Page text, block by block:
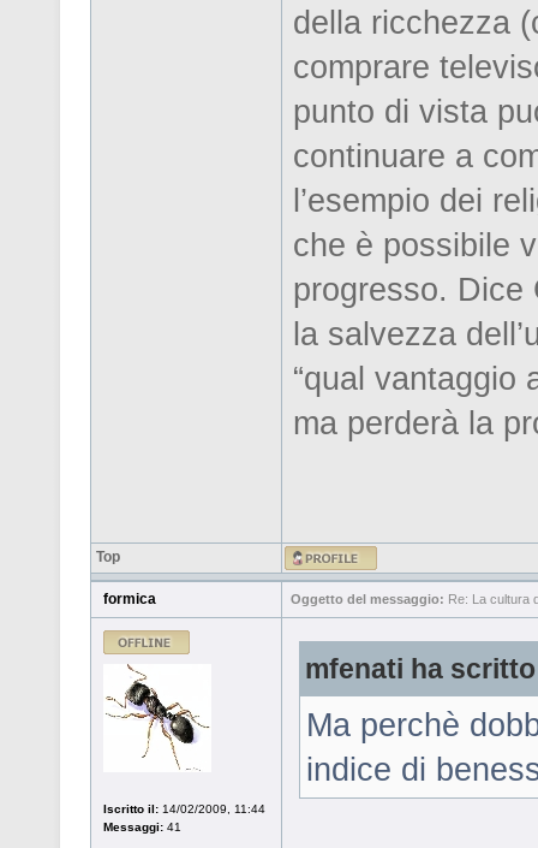
della ricchezza
comprare
punto di vista
continuare a
l’esempio dei
che è possibile
progresso. Dice
la salvezza
“qual vantaggio
ma perderà la
Top
formica Oggetto del messaggio: Re: La cultura
Iscritto il: 14/02/2009, 11:44
Messaggi: 41
mfenati ha
Ma perchè
indice di